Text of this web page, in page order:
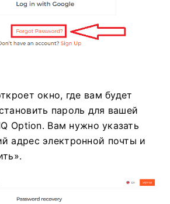
окно, где вам будет
пароль для вашей
Option. Вам нужно указать
адрес электронной почты и